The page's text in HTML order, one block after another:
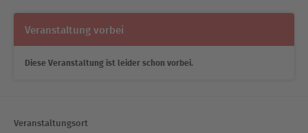
Veranstaltung vorbei
Diese Veranstaltung ist leider schon vorbei.
Veranstaltungsort